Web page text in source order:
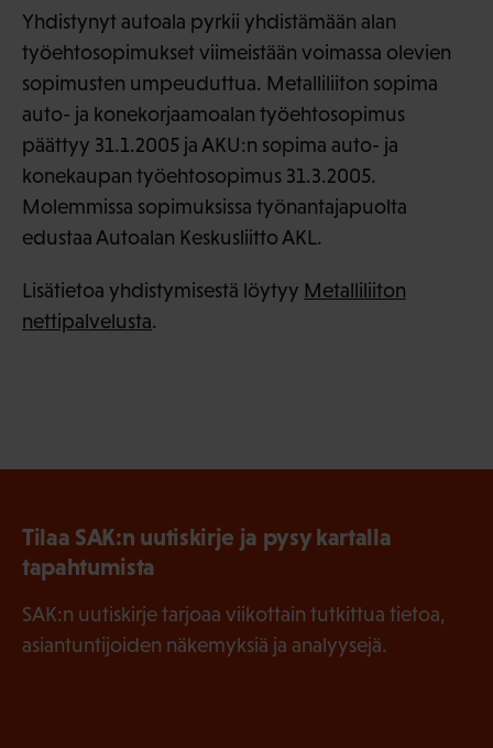
Yhdistynyt autoala pyrkii yhdistämään alan
työehtosopimukset viimeistään voimassa olevien
sopimusten umpeuduttua. Metalliliiton sopima
auto- ja konekorjaamoalan työehtosopimus
päättyy 31.1.2005 ja AKU:n sopima auto- ja
konekaupan työehtosopimus 31.3.2005.
Molemmissa sopimuksissa työnantajapuolta
edustaa Autoalan Keskusliitto AKL.
Lisätietoa yhdistymisestä löytyy Metalliliiton
nettipalvelusta.
Tilaa SAK:n uutiskirje ja pysy kartalla
tapahtumista
SAK:n uutiskirje tarjoaa viikottain tutkittua tietoa,
asiantuntijoiden näkemyksiä ja analyysejä.